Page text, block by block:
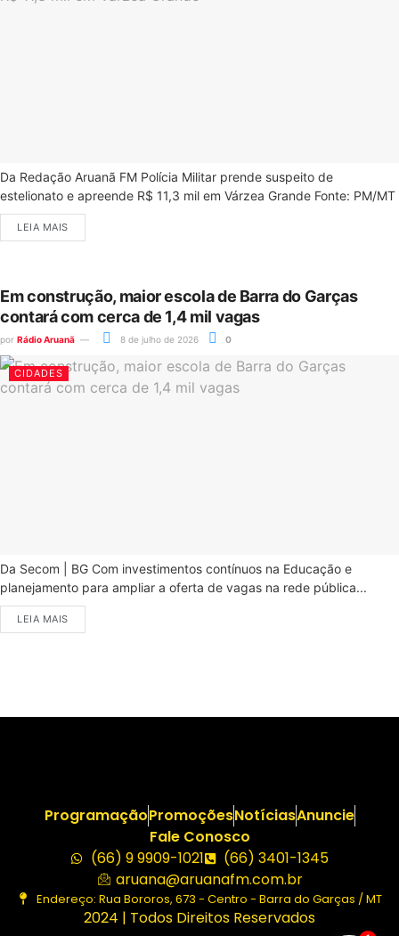
Da Redação Aruanã FM Polícia Militar prende suspeito de
estelionato e apreende R$ 11,3 mil em Várzea Grande Fonte: PM/MT
LEIA MAIS
Em construção, maior escola de Barra do Garças
contará com cerca de 1,4 mil vagas
por Rádio Aruanã 8 de julho de 2026 0
CIDADES
Da Secom | BG Com investimentos contínuos na Educação e
planejamento para ampliar a oferta de vagas na rede pública...
LEIA MAIS
ProgramaçãoPromoçõesNotíciasAnuncie
Fale Conosco
(66) 9 9909-1021
(66) 3401-1345
aruana@aruanafm.com.br
Endereço: Rua Bororos, 673 - Centro - Barra do Garças / MT
2024 | Todos Direitos Reservados